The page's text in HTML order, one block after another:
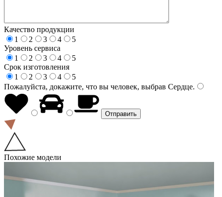
Качество продукции
1
2 3 4
5
Уровень сервиса
1
2 3 4
5
Срок изготовления
1
2 3 4
5
Пожалуйста, докажите, что вы человек, выбрав Сердце.
Похожие модели